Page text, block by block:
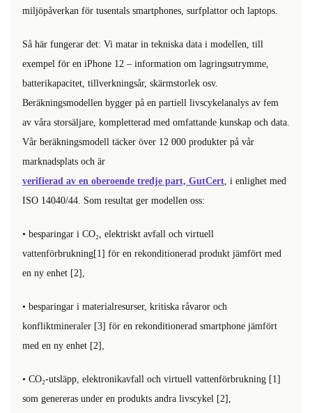
miljöpåverkan för tusentals smartphones, surfplattor och laptops.
Så här fungerar det: Vi matar in tekniska data i modellen, till
exempel för en iPhone 12 – information om lagringsutrymme,
batterikapacitet, tillverkningsår, skärmstorlek osv.
Beräkningsmodellen bygger på en partiell livscykelanalys av fem
av våra storsäljare, kompletterad med omfattande kunskap och data.
Vår beräkningsmodell täcker över 12 000 produkter på vår
marknadsplats och är
verifierad av en oberoende tredje part, GutCert, i enlighet med
ISO 14040/44. Som resultat ger modellen oss:
• besparingar i CO₂, elektriskt avfall och virtuell
vattenförbrukning[1] för en rekonditionerad produkt jämfört med
en ny enhet [2],
• besparingar i materialresurser, kritiska råvaror och
konfliktmineraler [3] för en rekonditionerad smartphone jämfört
med en ny enhet [2],
• CO₂-utsläpp, elektronikavfall och virtuell vattenförbrukning [1]
som genereras under en produkts andra livscykel [2],